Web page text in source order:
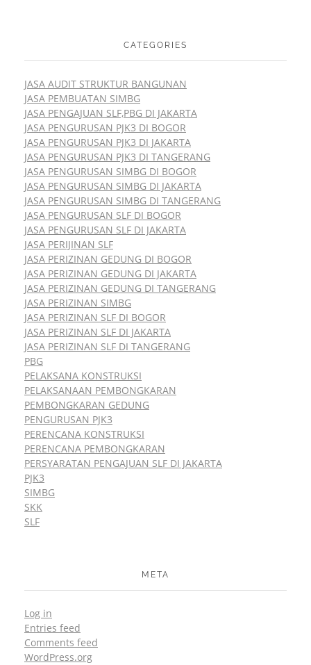
CATEGORIES
JASA AUDIT STRUKTUR BANGUNAN
JASA PEMBUATAN SIMBG
JASA PENGAJUAN SLF,PBG DI JAKARTA
JASA PENGURUSAN PJK3 DI BOGOR
JASA PENGURUSAN PJK3 DI JAKARTA
JASA PENGURUSAN PJK3 DI TANGERANG
JASA PENGURUSAN SIMBG DI BOGOR
JASA PENGURUSAN SIMBG DI JAKARTA
JASA PENGURUSAN SIMBG DI TANGERANG
JASA PENGURUSAN SLF DI BOGOR
JASA PENGURUSAN SLF DI JAKARTA
JASA PERIJINAN SLF
JASA PERIZINAN GEDUNG DI BOGOR
JASA PERIZINAN GEDUNG DI JAKARTA
JASA PERIZINAN GEDUNG DI TANGERANG
JASA PERIZINAN SIMBG
JASA PERIZINAN SLF DI BOGOR
JASA PERIZINAN SLF DI JAKARTA
JASA PERIZINAN SLF DI TANGERANG
PBG
PELAKSANA KONSTRUKSI
PELAKSANAAN PEMBONGKARAN
PEMBONGKARAN GEDUNG
PENGURUSAN PJK3
PERENCANA KONSTRUKSI
PERENCANA PEMBONGKARAN
PERSYARATAN PENGAJUAN SLF DI JAKARTA
PJK3
SIMBG
SKK
SLF
META
Log in
Entries feed
Comments feed
WordPress.org